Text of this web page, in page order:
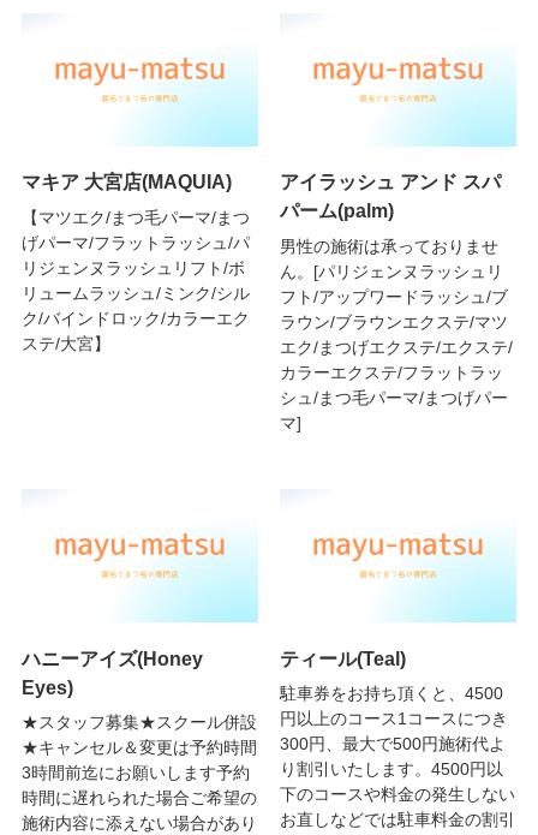
マキア 大宮店(MAQUIA)
【マツエク/まつ毛パーマ/まつ
げパーマ/フラットラッシュ/パ
リジェンヌラッシュリフト/ボ
リュームラッシュ/ミンク/シル
ク/バインドロック/カラーエク
ステ/大宮】
アイラッシュ アンド スパ
パーム(palm)
男性の施術は承っておりませ
ん。[パリジェンヌラッシュリ
フト/アップワードラッシュ/ブ
ラウン/ブラウンエクステ/マツ
エク/まつげエクステ/エクステ/
カラーエクステ/フラットラッ
シュ/まつ毛パーマ/まつげパー
マ]
ハニーアイズ(Honey
Eyes)
★スタッフ募集★スクール併設
★キャンセル＆変更は予約時間
3時間前迄にお願いします予約
時間に遅れられた場合ご希望の
施術内容に添えない場合があり
ティール(Teal)
駐車券をお持ち頂くと、4500
円以上のコース1コースにつき
300円、最大で500円施術代よ
り割引いたします。4500円以
下のコースや料金の発生しない
お直しなどでは駐車料金の割引